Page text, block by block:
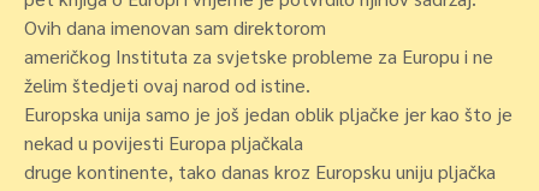
Ovih dana imenovan sam direktorom
američkog Instituta za svjetske probleme za Europu i ne
želim štedjeti ovaj narod od istine.
Europska unija samo je još jedan oblik pljačke jer kao što je
nekad u povijesti Europa pljačkala
druge kontinente, tako danas kroz Europsku uniju pljačka